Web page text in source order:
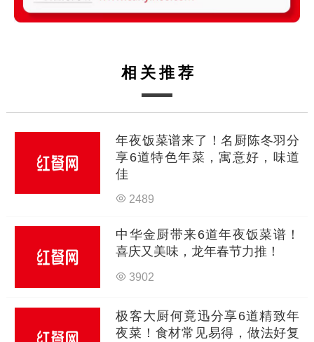
相关推荐
年夜饭菜谱来了！名厨陈冬羽分
享6道特色年菜，寓意好，味道
佳
2489
中华金厨带来6道年夜饭菜谱！
喜庆又美味，龙年春节力推！
3902
极客大厨何竟迅分享6道精致年
夜菜！食材常见易得，做法好复